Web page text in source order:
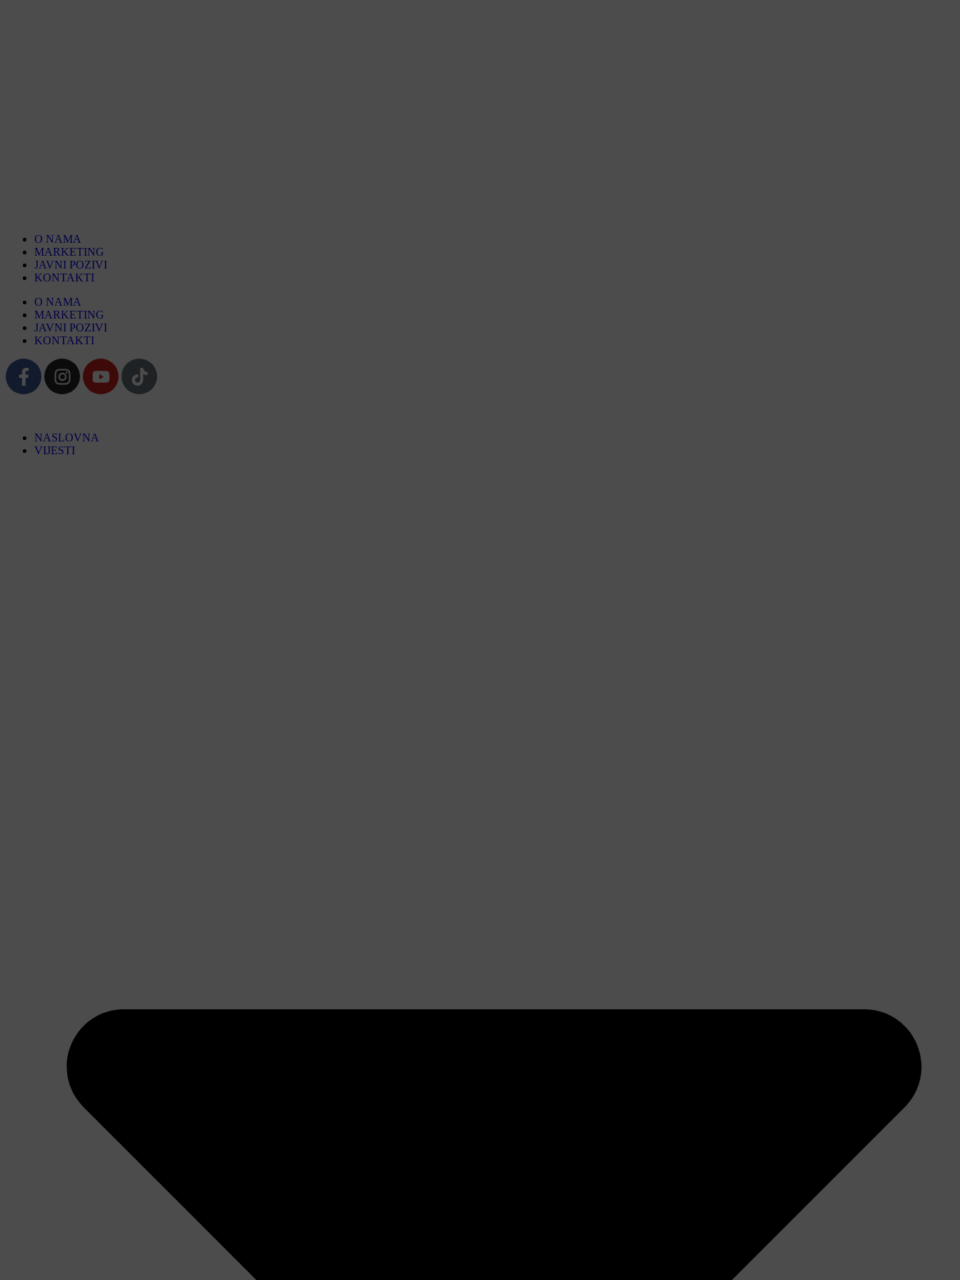
O NAMA
MARKETING
JAVNI POZIVI
KONTAKTI
O NAMA
MARKETING
JAVNI POZIVI
KONTAKTI
NASLOVNA
VIJESTI